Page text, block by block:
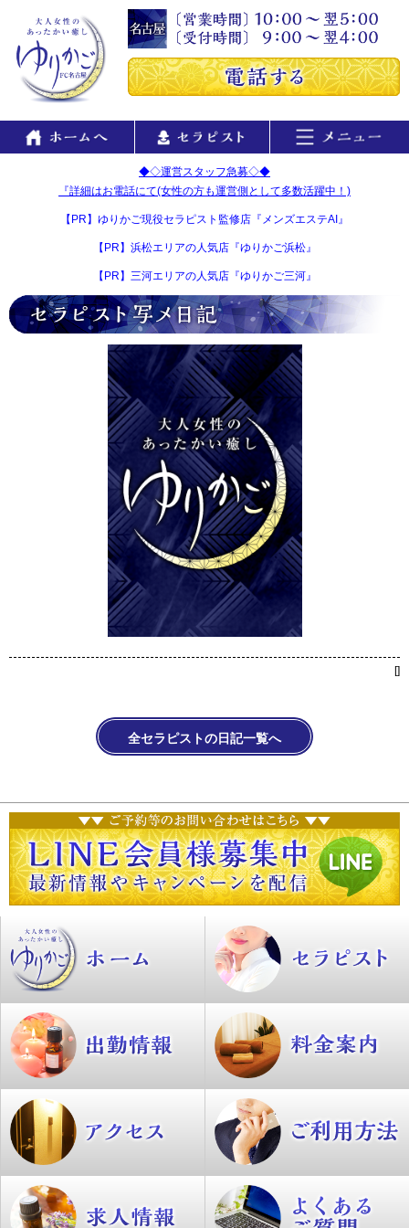
◆◇運営スタッフ急募◇◆
『詳細はお電話にて(女性の方も運営側として多数活躍中！)
【PR】ゆりかご現役セラピスト監修店『メンズエステAI』
【PR】浜松エリアの人気店『ゆりかご浜松』
【PR】三河エリアの人気店『ゆりかご三河』
[]
全セラピストの日記一覧へ